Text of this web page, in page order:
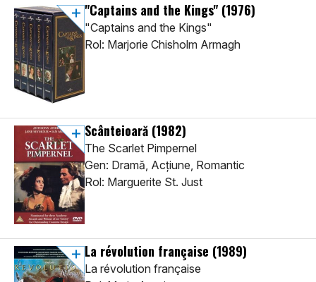
"Captains and the Kings" (1976)
"Captains and the Kings"
Rol: Marjorie Chisholm Armagh
Scânteioară (1982)
The Scarlet Pimpernel
Gen: Dramă, Acţiune, Romantic
Rol: Marguerite St. Just
La révolution française (1989)
La révolution française